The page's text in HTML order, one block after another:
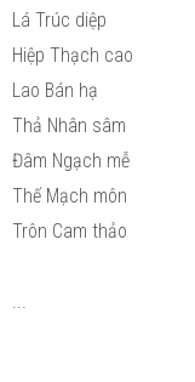
Lá Trúc diệp
Hiệp Thạch cao
Lao Bán hạ
Thả Nhân sâm
Đâm Ngạch mễ
Thế Mạch môn
Trôn Cam thảo